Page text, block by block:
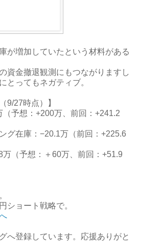
が増加していたという材料がある
資金撤退観測にもつながりますし
とってもネガティブ。
9/27時点）】
（予想：+200万、前回：+241.2
グ在庫：−20.1万（前回：+225.6
万（予想：＋60万、前回：+51.9
ショート戦略で。
へ登録しています。応援ありがと